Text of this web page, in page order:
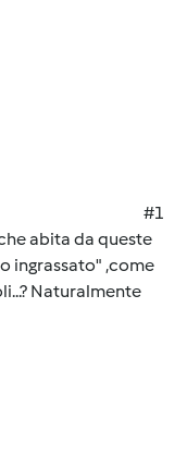
#1
abita da queste
ingrassato" ,come
Naturalmente